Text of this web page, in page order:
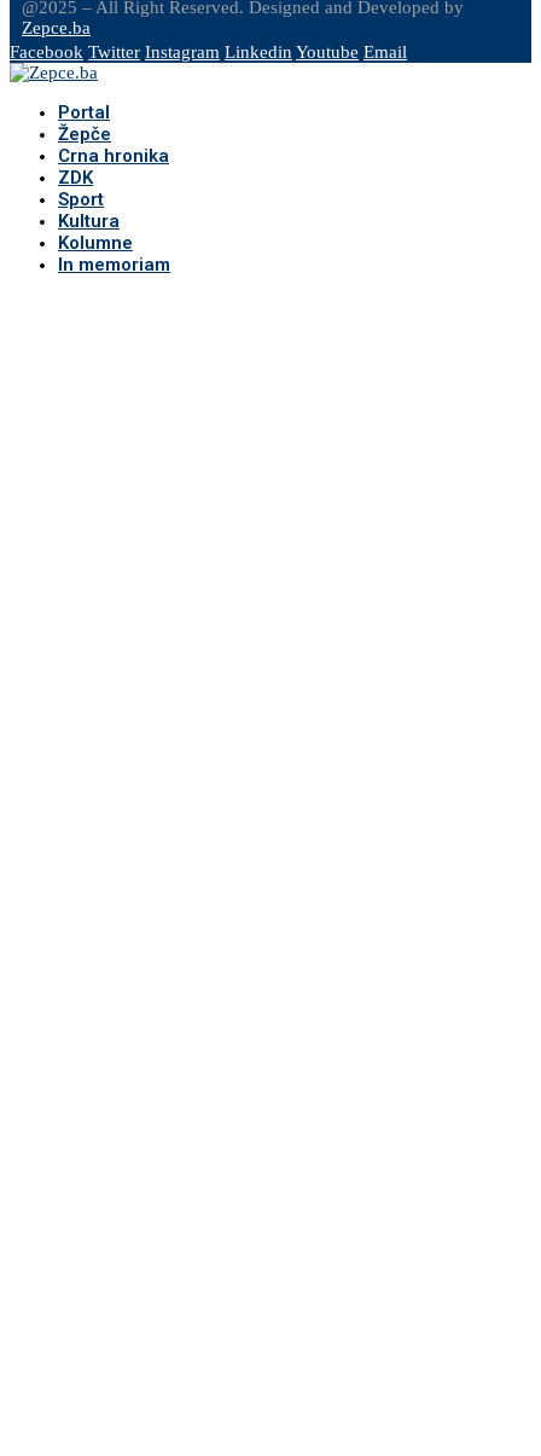
@2025 – All Right Reserved. Designed and Developed by
Zepce.ba
Facebook Twitter Instagram LinkedinYoutube Email
Portal
Žepče
Crna hronika
ZDK
Sport
Kultura
Kolumne
In memoriam